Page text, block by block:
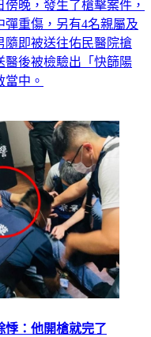
晚，發生了槍擊案件，
重傷，另有4名親屬及
隨即被送往佑民醫院搶
醫後被檢驗出「快篩陽
中。
：他開槍就完了